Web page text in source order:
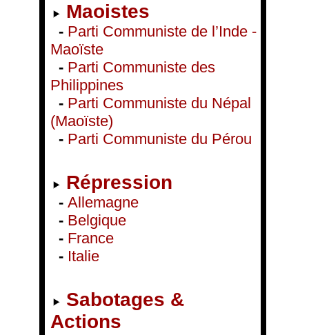
Maoistes
- Parti Communiste de l’Inde -
Maoïste
- Parti Communiste des
Philippines
- Parti Communiste du Népal
(Maoïste)
- Parti Communiste du Pérou
Répression
- Allemagne
- Belgique
- France
- Italie
Sabotages &
Actions